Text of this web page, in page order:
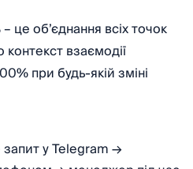
– це об’єднання всіх точок
контекст взаємодії
при будь-якій зміні
у Telegram →